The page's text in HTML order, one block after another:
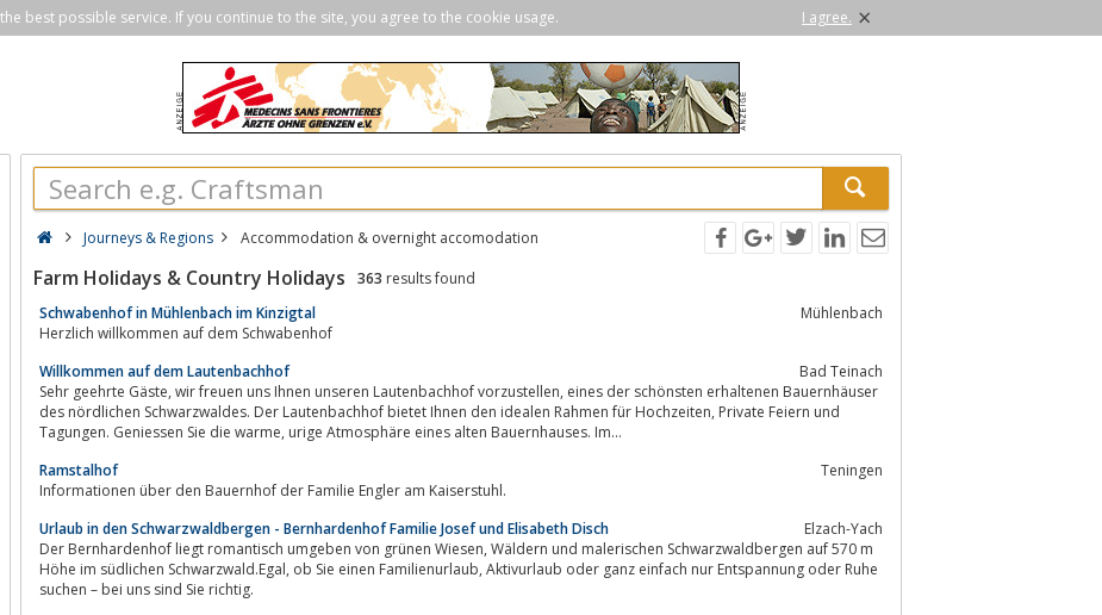
best possible service. If you continue to the site, you agree to the cookie usage. I agree. ×
Journeys & Regions Accommodation & overnight accomodation
Farm Holidays & Country Holidays 363 results found
Schwabenhof in Mühlenbach im Kinzigtal
Mühlenbach
Herzlich willkommen auf dem Schwabenhof
Willkommen auf dem Lautenbachhof
Bad Teinach
Sehr geehrte Gäste, wir freuen uns Ihnen unseren Lautenbachhof vorzustellen, eines der schönsten erhaltenen Bauernhäuser
des nördlichen Schwarzwaldes. Der Lautenbachhof bietet Ihnen den idealen Rahmen für Hochzeiten, Private Feiern und
Tagungen. Geniessen Sie die warme, urige Atmosphäre eines alten Bauernhauses. Im...
Ramstalhof
Teningen
Informationen über den Bauernhof der Familie Engler am Kaiserstuhl.
Urlaub in den Schwarzwaldbergen - Bernhardenhof Familie Josef und Elisabeth Disch
Elzach-Yach
Der Bernhardenhof liegt romantisch umgeben von grünen Wiesen, Wäldern und malerischen Schwarzwaldbergen auf 570 m
Höhe im südlichen Schwarzwald.Egal, ob Sie einen Familienurlaub, Aktivurlaub oder ganz einfach nur Entspannung oder Ruhe
suchen – bei uns sind Sie richtig.